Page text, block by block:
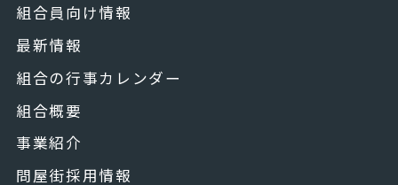
組合員向け情報
最新情報
組合の行事カレンダー
組合概要
事業紹介
問屋街採用情報